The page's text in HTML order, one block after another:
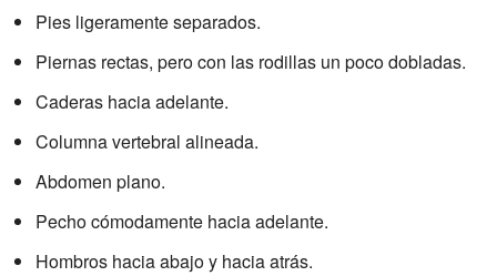
Pies ligeramente separados.
Piernas rectas, pero con las rodillas un poco dobladas.
Caderas hacia adelante.
Columna vertebral alineada.
Abdomen plano.
Pecho cómodamente hacia adelante.
Hombros hacia abajo y hacia atrás.